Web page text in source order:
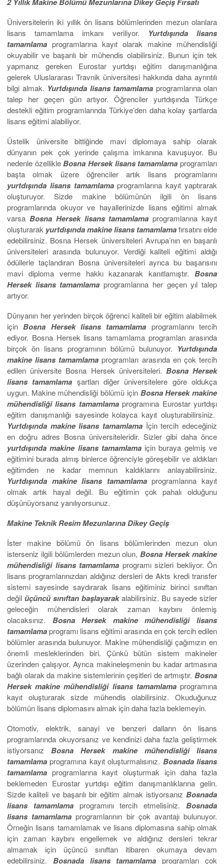
Üniversitelerin iki yıllık ön lisans bölümlerinden mezun olanlara
lisans tamamlama imkanı veriliyor.
Yurtdışında lisans
tamamlama programlarına kayıt olarak makine mühendisliği
okuyabilir ve başarılı bir mühendis olabilirsiniz. Bunun için tek
yapmanız gereken Eurostar yurtdışı eğitim danışmanlığına
gelerek Uluslararası Travnik üniversitesi hakkında daha ayrıntılı
bilgi almak. Yurtdışında lisans tamamlama programlarına olan
talep her geçen gün artıyor. Öğrenciler yurtdışında Türkçe
destekli eğitim programlarında Türkiye’den daha kolay şartlarda
lisans eğitimi alabiliyor.
Üstelik üniversite bittiğinde mavi diplomaya sahip olarak
dünyanın pek çok yerinde çalışma imkanına kavuşuyor. Bu
nedenle özellikleBosna Hersek lisans tamamlama programları
başta olmak üzere öğrenciler artık lisans programlarını
yurtdışında lisans tamamlamaprogramlarına kayıt yaptırarak
oluşturuyor. Sizde makine bölümünün ilgili ön lisans
programlarında okuyor ve hayallerinizde lisans eğitimi almak
varsa Bosna Hersek lisans tamamlama programlarına kayıt
oluşturarak yurtdışında makine lisans tamamlamafırsatını elde
edebilirsiniz. Bosna Hersek üniversiteleri Avrupa’nın en başarılı
üniversiteleri arasında bulunuyor. Verdiği kaliteli eğitimi aldığı
ödüllerle taçlandıran Bosna üniversiteleri ayrıca bu başarısını
mavi diploma verme hakkı kazanarak kanıtlamıştır. Bosna
Hersek lisans tamamlamaprogramlarına her geçen yıl talep
artıyor.
Dünyanın her yerinden birçok öğrenci kaliteli bir eğitim alabilmek
içinBosna Hersek lisans tamamlama programlarını tercih
ediyor. Bosna Hersek lisans tamamlama programları arasında
birçok ön lisans programının bölümü bulunuyor. Yurtdışında
makine lisans tamamlama programları arasında en çok tercih
edilen üniversite Bosna Hersek üniversiteleri. Bosna Hersek
lisans tamamlama şartları diğer üniversitelere göre oldukça
uygun. Makine mühendisliği bölümü için Bosna Hersek makine
mühendisliği lisans tamamlamaprogramına Eurostar yurtdışı
eğitim danışmanlığı sayesinde kolayca kayıt oluşturabilirsiniz.
Yurtdışında makine lisans tamamlama İçin tercih edeceğiniz
en doğru adres Bosna üniversiteleridir. Sizler gibi daha önce
yurtdışında makine lisans tamamlamaiçin buraya gelmiş ve
eğitimini burada almış binlerce öğrenciyle göreşebilir ve aldıkları
eğitimden ne kadar memnun kaldıklarını anlayabilirsiniz.
Yurtdışında makine lisans tamamlamaprogramlarına kayıt
olmak artık hayal değil. Bu eğitimin çok pahalı olduğunu
düşünüyorsanız yanılıyorsunuz.
Makine Teknik Resim Mezunlarına Dikey Geçiş
İster makine bölümü ön lisans bölümlerinden mezun olun
isterseniz ilgili bölümlerden mezun olun,Bosna Hersek makine
mühendisliği lisans tamamlama programı sizleri bekliyor. Ön
lisans programlarınızdan aldığınız dersleri de Akts kredi transfer
sistemi sayesinde saydırarak lisans eğitiminiz birinci sınıftan
değil üçüncü sınıftan başlayarakalabilirsiniz. Bu sayede sizler
geleceğin mühendisleri olarak zaman kaybını önlemiş
olacaksınız. Bosna Hersek makine
mühendisliği lisans
tamamlamaprogramı lisans eğitimi arasında en çok tercih edilen
bölümler arasında bulunuyor. Makine mühendisliği çağımızın en
önemli mesleklerinden biri. Çünkü bütün sistem makineler
üzerinden çalışıyor. Ayrıca makineleşmenin bu kadar artmasına
bağlı olarak da makine sistemlerinin çeşitleri de artmıştır. Bosna
Hersek makine mühendisliği lisans tamamlamaprogramına
kayıt oluşturarak sizde mühendis olabilirsiniz. Okuduğunuz
bölümün lisans diplomasını almak için daha fazla beklemeyin.
Otomotiv, elektrik, sanayi ve benzeri dalların ön lisans
programlarında okuyorsanız ve kendinizi daha fazla geliştirmek
istiyorsanızBosna Hersek makine mühendisliği lisans
tamamlama programına kayıt oluşturmalısınız. Bosnada lisans
tamamlama programlarına kayıt oluşturmak için daha fazla
beklemeden Eurostar yurtdışı eğitim danışmanlıklarına gelin.
Sizde kaliteli ve başarılı bir eğitim almak istiyorsanız Bosnada
lisans tamamlamaprogramını tercih etmelisiniz.Bosnada
lisans tamamlama programlarının bir çok avantajı bulunuyor.
Örneğin lisans tamamlamak ve lisans diplomasına sahip olmak
için zaman kaybını engellemek ve aldığınız dersleri tekrar
almamak için üçüncü sınıftan itibaren okumaya devam
edebilirsiniz. Bosnada lisans tamamlama programları çok